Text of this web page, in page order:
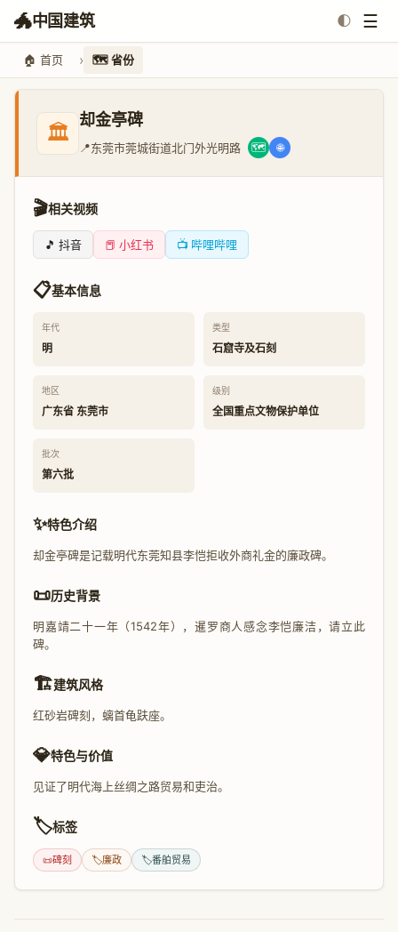
🐲中国建筑 🌓 ☰
🏠 首页 🗺️ 省份
🏛️ 却金亭碑
📍东莞市莞城街道北门外光明路 🗺️ 🌐
🎬相关视频
🎵 抖音 📕 小红书 📺 哔哩哔哩
📋基本信息
年代
明
类型
石窟寺及石刻
地区
广东省 东莞市
级别
全国重点文物保护单位
批次
第六批
✨特色介绍
却金亭碑是记载明代东莞知县李恺拒收外商礼金的廉政碑。
📜历史背景
明嘉靖二十一年（1542年），暹罗商人感念李恺廉洁，请立此
碑。
🏗️建筑风格
红砂岩碑刻，螭首龟趺座。
💎特色与价值
见证了明代海上丝绸之路贸易和吏治。
🏷️标签
📜碑刻 🏷️廉政 🏷️番舶贸易